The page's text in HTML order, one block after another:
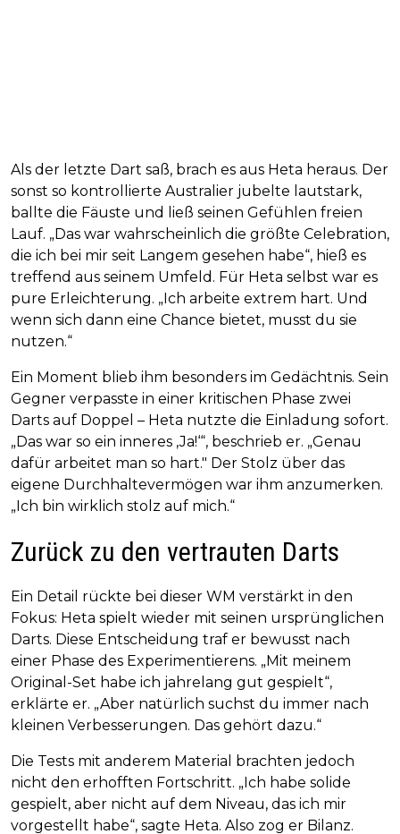
Als der letzte Dart saß, brach es aus Heta heraus. Der
sonst so kontrollierte Australier jubelte lautstark,
ballte die Fäuste und ließ seinen Gefühlen freien
Lauf. „Das war wahrscheinlich die größte Celebration,
die ich bei mir seit Langem gesehen habe“, hieß es
treffend aus seinem Umfeld. Für Heta selbst war es
pure Erleichterung. „Ich arbeite extrem hart. Und
wenn sich dann eine Chance bietet, musst du sie
nutzen.“
Ein Moment blieb ihm besonders im Gedächtnis. Sein
Gegner verpasste in einer kritischen Phase zwei
Darts auf Doppel – Heta nutzte die Einladung sofort.
„Das war so ein inneres ‚Ja!‘“, beschrieb er. „Genau
dafür arbeitet man so hart." Der Stolz über das
eigene Durchhaltevermögen war ihm anzumerken.
„Ich bin wirklich stolz auf mich.“
Zurück zu den vertrauten Darts
Ein Detail rückte bei dieser WM verstärkt in den
Fokus: Heta spielt wieder mit seinen ursprünglichen
Darts. Diese Entscheidung traf er bewusst nach
einer Phase des Experimentierens. „Mit meinem
Original-Set habe ich jahrelang gut gespielt“,
erklärte er. „Aber natürlich suchst du immer nach
kleinen Verbesserungen. Das gehört dazu.“
Die Tests mit anderem Material brachten jedoch
nicht den erhofften Fortschritt. „Ich habe solide
gespielt, aber nicht auf dem Niveau, das ich mir
vorgestellt habe“, sagte Heta. Also zog er Bilanz.